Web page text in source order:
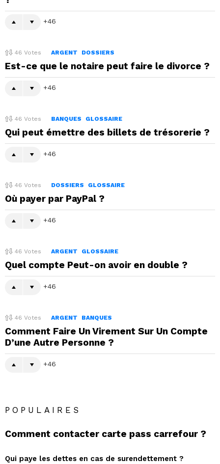
46
46 Votes ARGENT DOSSIERS
Est-ce que le notaire peut faire le divorce ?
46
46 Votes BANQUES GLOSSAIRE
Qui peut émettre des billets de trésorerie ?
46
46 Votes DOSSIERS GLOSSAIRE
Où payer par PayPal ?
46
46 Votes ARGENT GLOSSAIRE
Quel compte Peut-on avoir en double ?
46
46 Votes ARGENT BANQUES
Comment Faire Un Virement Sur Un Compte
D’une Autre Personne ?
46
POPULAIRES
Comment contacter carte pass carrefour ?
Qui paye les dettes en cas de surendettement ?